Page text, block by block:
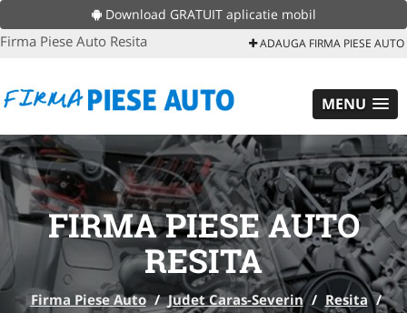
Download GRATUIT aplicatie mobil
Firma Piese Auto Resita ADAUGA FIRMA PIESE AUTO
MENU
FIRMA PIESE AUTO
RESITA
Firma Piese Auto / Judet Caras-Severin / Resita /